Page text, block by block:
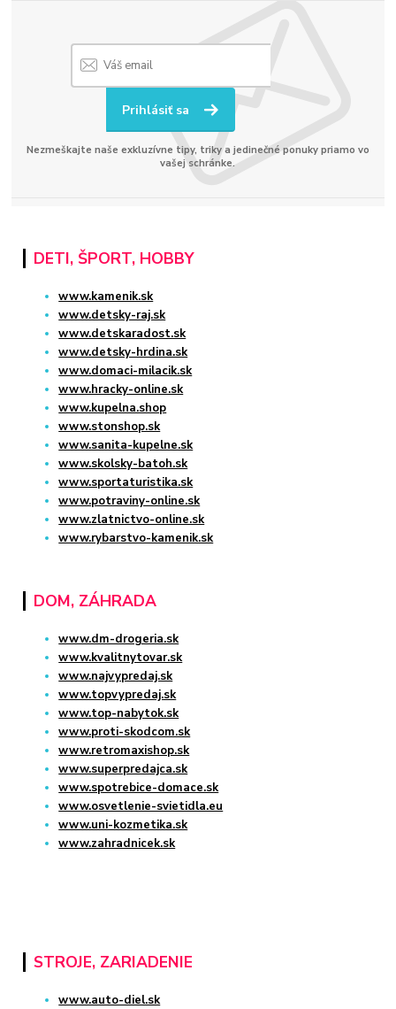
Prihlásiť sa
Nezmeškajte naše exkluzívne tipy, triky a jedinečné ponuky priamo vo
vašej schránke.
DETI, ŠPORT, HOBBY
www.kamenik.sk
www.detsky-raj.sk
www.detskaradost.sk
www.detsky-hrdina.sk
www.domaci-milacik.sk
www.hracky-online.sk
www.kupelna.shop
www.stonshop.sk
www.sanita-kupelne.sk
www.skolsky-batoh.sk
www.sportaturistika.sk
www.potraviny-online.sk
www.zlatnictvo-online.sk
www.rybarstvo-kamenik.sk
DOM, ZÁHRADA
www.dm-drogeria.sk
www.kvalitnytovar.sk
www.najvypredaj.sk
www.topvypredaj.sk
www.top-nabytok.sk
www.proti-skodcom.sk
www.retromaxishop.sk
www.superpredajca.sk
www.spotrebice-domace.sk
www.osvetlenie-svietidla.eu
www.uni-kozmetika.sk
www.zahradnicek.sk
STROJE, ZARIADENIE
www.auto-diel.sk